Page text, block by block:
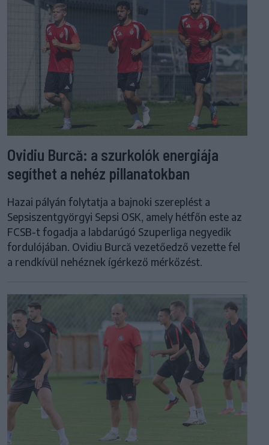
Ovidiu Burcă: a szurkolók energiája
segíthet a nehéz pillanatokban
Hazai pályán folytatja a bajnoki szereplést a
Sepsiszentgyörgyi Sepsi OSK, amely hétfőn este az
FCSB-t fogadja a labdarúgó Szuperliga negyedik
fordulójában. Ovidiu Burcă vezetőedző vezette fel
a rendkívül nehéznek ígérkező mérkőzést.